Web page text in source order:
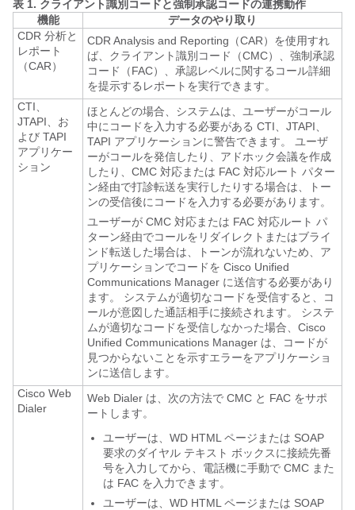
表 1. クライアント識別コードと強制承認コードの連携動作
機能
データのやり取り
CDR 分析と
レポート
（CAR）
CDR Analysis and Reporting（CAR）を使用すれ
ば、クライアント識別コード（CMC）、強制承認
コード（FAC）、承認レベルに関するコール詳細
を提示するレポートを実行できます。
CTI、
JTAPI、お
よび TAPI
アプリケー
ション
ほとんどの場合、システムは、ユーザーがコール
中にコードを入力する必要がある CTI、JTAPI、
TAPI アプリケーションに警告できます。 ユーザ
ーがコールを発信したり、アドホック会議を作成
したり、CMC 対応または FAC 対応ルート パター
ン経由で打診転送を実行したりする場合は、トー
ンの受信後にコードを入力する必要があります。
ユーザーが CMC 対応または FAC 対応ルート パ
ターン経由でコールをリダイレクトまたはブライ
ンド転送した場合は、トーンが流れないため、ア
プリケーションでコードを Cisco Unified
Communications Manager に送信する必要があり
ます。 システムが適切なコードを受信すると、コ
ールが意図した通話相手に接続されます。 システ
ムが適切なコードを受信しなかった場合、Cisco
Unified Communications Manager は、コードが
見つからないことを示すエラーをアプリケーショ
ンに送信します。
Cisco Web
Dialer
Web Dialer は、次の方法で CMC と FAC をサポ
ートします。
ユーザーは、WD HTML ページまたは SOAP
要求のダイヤル テキスト ボックスに接続先番
号を入力してから、電話機に手動で CMC また
は FAC を入力できます。
ユーザーは、WD HTML ページまたは SOAP